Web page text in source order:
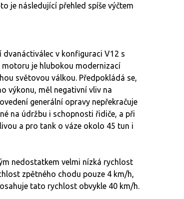
je následující přehled spíše výčtem
v konfiguraci V12 s
motoru je hlubokou modernizací
světovou válkou. Předpokládá se,
výkonu, měl negativní vliv na
generální opravy nepřekračuje
na údržbu i schopnosti řidiče, a při
a pro tank o váze okolo 45 tun i
nedostatkem velmi nízká rychlost
zpětného chodu pouze 4 km/h,
tato rychlost obvykle 40 km/h.